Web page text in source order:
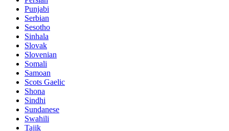
Punjabi
Serbian
Sesotho
Sinhala
Slovak
Slovenian
Somali
Samoan
Scots Gaelic
Shona
Sindhi
Sundanese
Swahili
Tajik